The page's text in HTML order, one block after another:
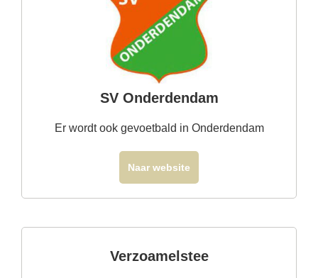
SV Onderdendam
Er wordt ook gevoetbald in Onderdendam
Naar website
Verzoamelstee